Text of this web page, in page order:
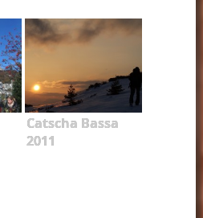
Catscha Bassa
2011